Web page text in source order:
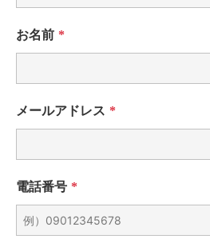
お名前 *
メールアドレス *
電話番号 *